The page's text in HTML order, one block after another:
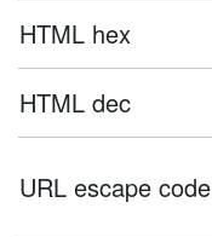
HTML hex
HTML dec
URL escape code